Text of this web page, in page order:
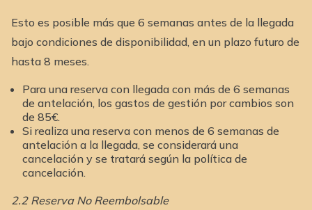
Esto es posible más que 6 semanas antes de la llegada
bajo condiciones de disponibilidad, en un plazo futuro de
hasta 8 meses.
Para una reserva con llegada con más de 6 semanas
de antelación, los gastos de gestión por cambios son
de 85€.
Si realiza una reserva con menos de 6 semanas de
antelación a la llegada, se considerará una
cancelación y se tratará según la política de
cancelación.
2.2 Reserva No Reembolsable